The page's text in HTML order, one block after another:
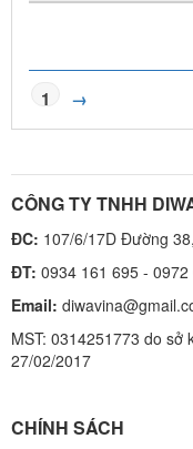
1 →
CÔNG TY TNHH
ĐC: 107/6/17D Đường
ĐT: 0934 161 695 - 0972
Email:
MST: 0314251773 do sở
27/02/2017
CHÍNH SÁCH